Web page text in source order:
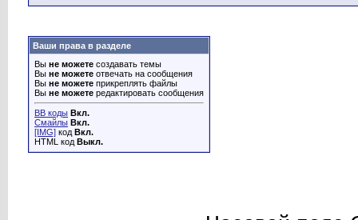
Ваши права в разделе
Вы не можете создавать темы
Вы не можете отвечать на сообщения
Вы не можете прикреплять файлы
Вы не можете редактировать сообщения
BB коды Вкл.
Смайлы Вкл.
[IMG] код Вкл.
HTML код Выкл.